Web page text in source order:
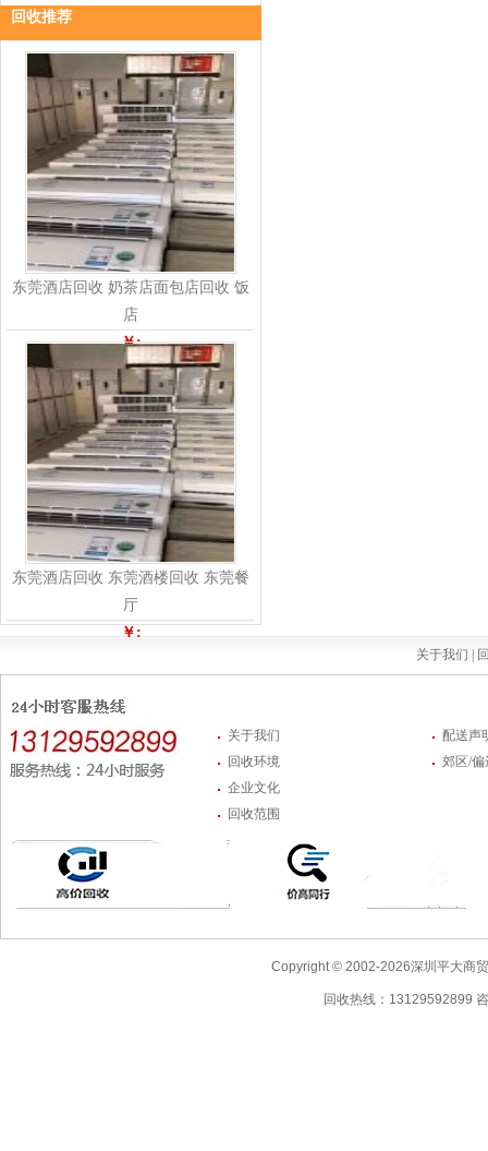
回收推荐
东莞酒店回收 奶茶店面包店回收 饭
店
￥:
东莞酒店回收 东莞酒楼回收 东莞餐
厅
￥:
关于我们 |
关于我们
回收环境
企业文化
回收范围
配送声
郊区/
Copyright © 2002-2026深圳平大商
回收热线：13129592899